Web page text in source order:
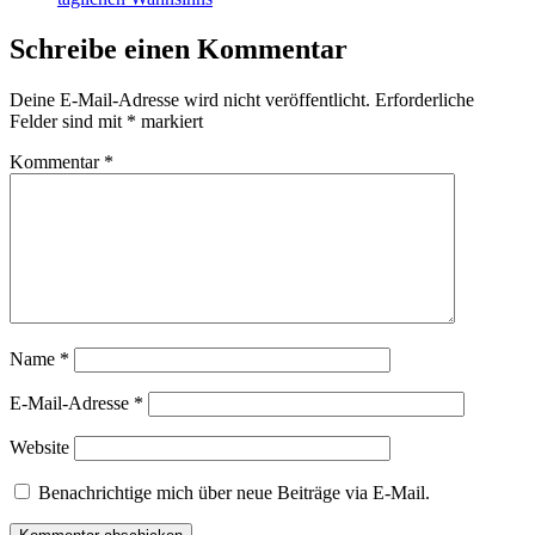
Schreibe einen Kommentar
Deine E-Mail-Adresse wird nicht veröffentlicht. Erforderliche
Felder sind mit * markiert
Kommentar *
Name *
E-Mail-Adresse *
Website
Benachrichtige mich über neue Beiträge via E-Mail.